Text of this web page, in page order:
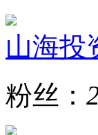
山海投
粉丝：